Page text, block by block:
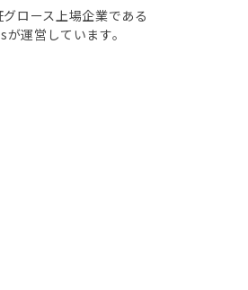
ロース上場企業である
運営しています。